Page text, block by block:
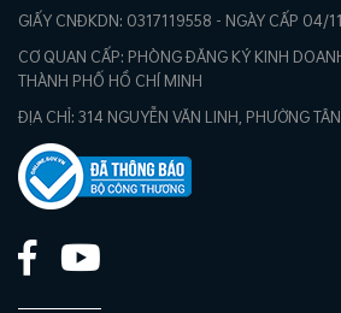
GIẤY CNĐKDN: 0317119558 - NGÀY CẤP 04/
CƠ QUAN CẤP: PHÒNG ĐĂNG KÝ KINH
THÀNH PHỐ HỒ CHÍ MINH
ĐỊA CHỈ: 314 NGUYỄN VĂN LINH, PHƯỜNG